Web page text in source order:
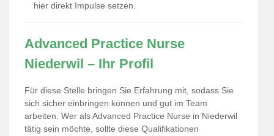
hier direkt Impulse setzen.
Advanced Practice Nurse
Niederwil – Ihr Profil
Für diese Stelle bringen Sie Erfahrung mit, sodass Sie
sich sicher einbringen können und gut im Team
arbeiten. Wer als Advanced Practice Nurse in Niederwil
tätig sein möchte, sollte diese Qualifikationen